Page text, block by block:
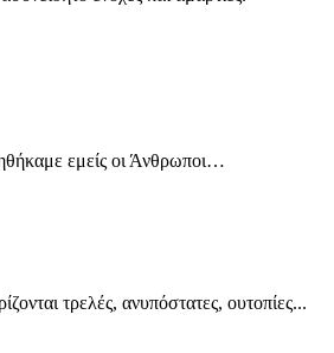
εμείς οι Άνθρωποι…
τρελές, ανυπόστατες, ουτοπίες...